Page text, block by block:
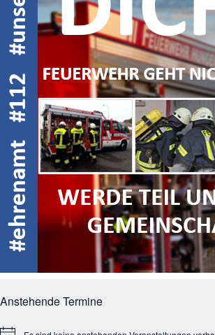
Anstehende Termine